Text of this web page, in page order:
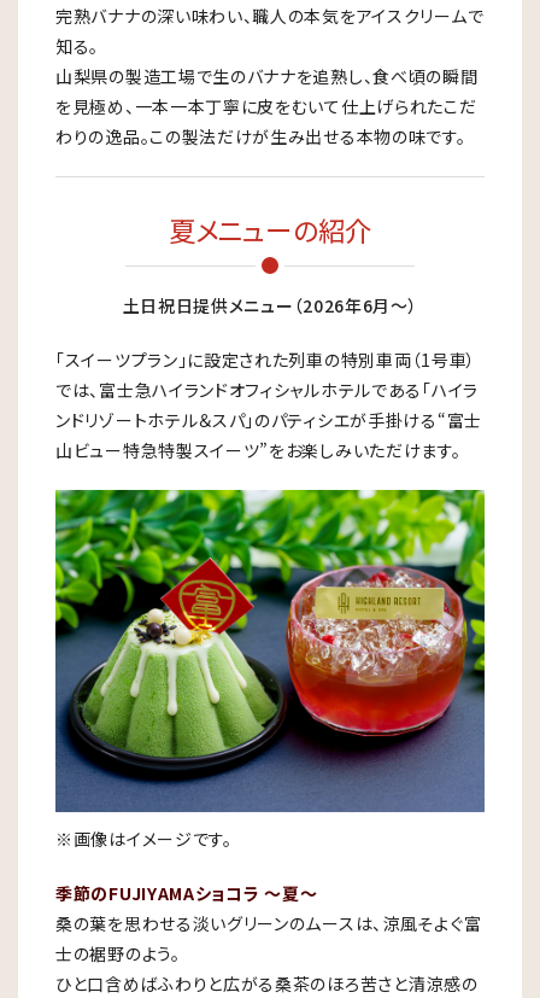
完熟バナナの深い味わい、職人の本気をアイスクリームで
知る。
山梨県の製造工場で生のバナナを追熟し、食べ頃の瞬間
を見極め、一本一本丁寧に皮をむいて仕上げられたこだ
わりの逸品。この製法だけが生み出せる本物の味です。
夏メニューの紹介
土日祝日提供メニュー（2026年6月〜）
「スイーツプラン」に設定された列車の特別車両（1号車）
では、富士急ハイランドオフィシャルホテルである「ハイラ
ンドリゾートホテル＆スパ」のパティシエが手掛ける“富士
山ビュー特急特製スイーツ”をお楽しみいただけます。
※画像はイメージです。
季節のFUJIYAMAショコラ ～夏～
桑の葉を思わせる淡いグリーンのムースは、涼風そよぐ富
士の裾野のよう。
ひと口含めばふわりと広がる桑茶のほろ苦さと清涼感の